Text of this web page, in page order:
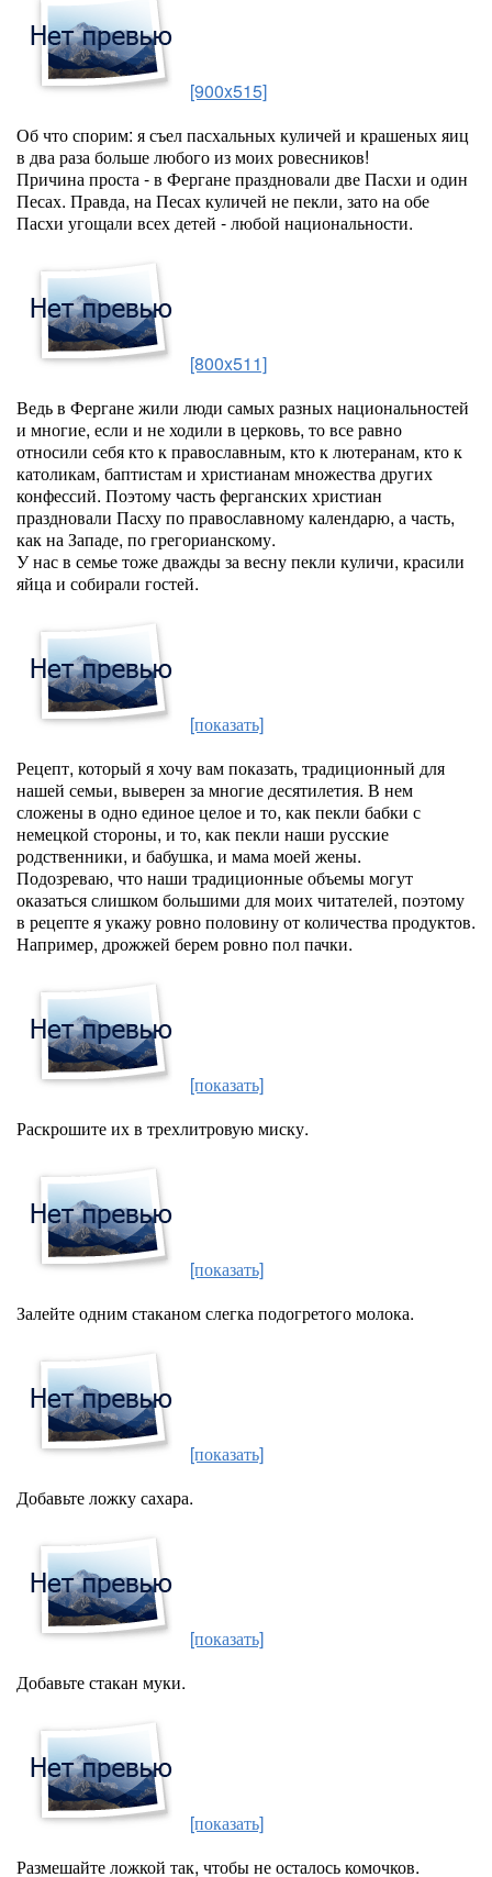
[900x515]
Об что спорим: я съел пасхальных куличей и крашеных яиц
в два раза больше любого из моих ровесников!
Причина проста - в Фергане праздновали две Пасхи и один
Песах. Правда, на Песах куличей не пекли, зато на обе
Пасхи угощали всех детей - любой национальности.
[800x511]
Ведь в Фергане жили люди самых разных национальностей
и многие, если и не ходили в церковь, то все равно
относили себя кто к православным, кто к лютеранам, кто к
католикам, баптистам и христианам множества других
конфессий. Поэтому часть ферганских христиан
праздновали Пасху по православному календарю, а часть,
как на Западе, по грегорианскому.
У нас в семье тоже дважды за весну пекли куличи, красили
яйца и собирали гостей.
[показать]
Рецепт, который я хочу вам показать, традиционный для
нашей семьи, выверен за многие десятилетия. В нем
сложены в одно единое целое и то, как пекли бабки с
немецкой стороны, и то, как пекли наши русские
родственники, и бабушка, и мама моей жены.
Подозреваю, что наши традиционные объемы могут
оказаться слишком большими для моих читателей, поэтому
в рецепте я укажу ровно половину от количества продуктов.
Например, дрожжей берем ровно пол пачки.
[показать]
Раскрошите их в трехлитровую миску.
[показать]
Залейте одним стаканом слегка подогретого молока.
[показать]
Добавьте ложку сахара.
[показать]
Добавьте стакан муки.
[показать]
Размешайте ложкой так, чтобы не осталось комочков.